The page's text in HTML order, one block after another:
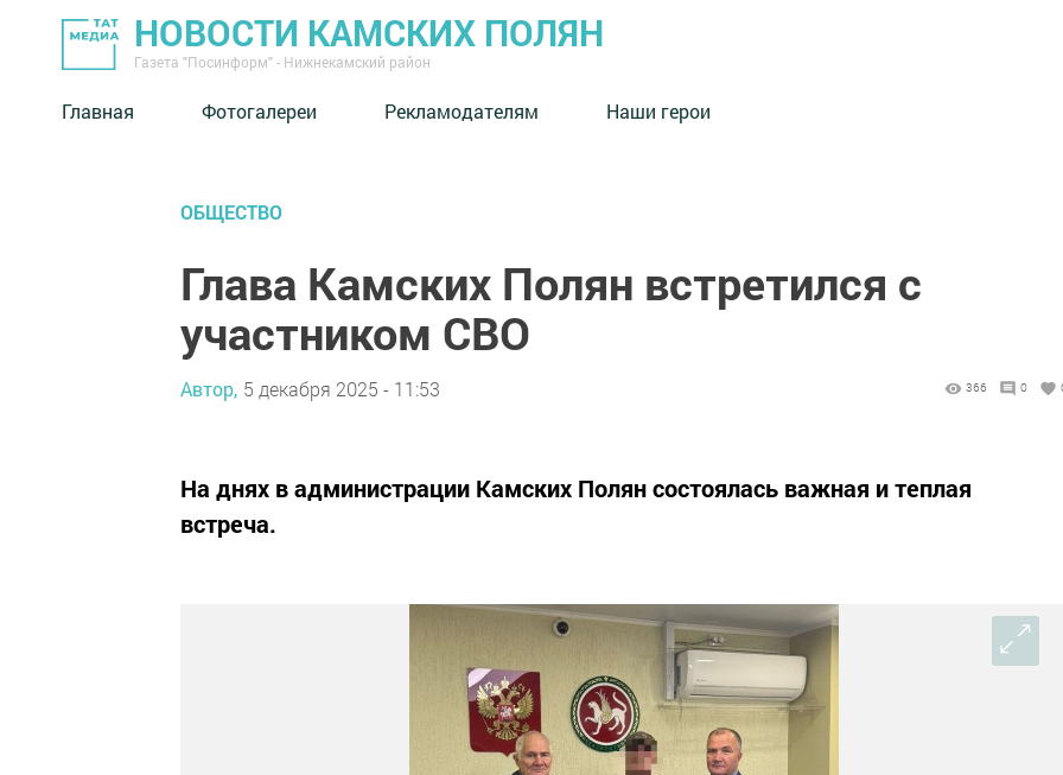
НОВОСТИ КАМСКИХ ПОЛЯН
Газета "Посинформ" - Нижнекамский район
Главная Фотогалереи Рекламодателям Наши герои
ОБЩЕСТВО
Глава Камских Полян встретился с
участником СВО
Автор, 5 декабря 2025 - 11:53 366 0
На днях в администрации Камских Полян состоялась важная и теплая
встреча.